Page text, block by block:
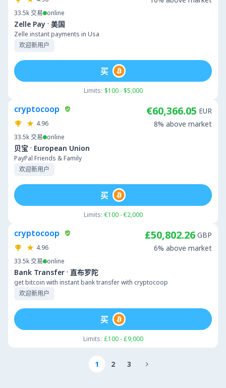
33.5k交易 online
Zelle Pay · 美国
Zelle instant payments in Usa
欢迎新用户
Limits: $100 - $5,000
买
cryptocoop
4.96
33.5k交易 online
贝宝 · European Union
PayPal Friends & Family
欢迎新用户
€60,366.05 EUR
8% above market
Limits: €100 - €2,000
买
cryptocoop
4.96
33.5k交易 online
Bank Transfer · 直布罗陀
get bitcoin with instant bank transfer with cryptocoop
欢迎新用户
£50,802.26 GBP
6% above market
Limits: £100 - £9,000
买
1 2 3 